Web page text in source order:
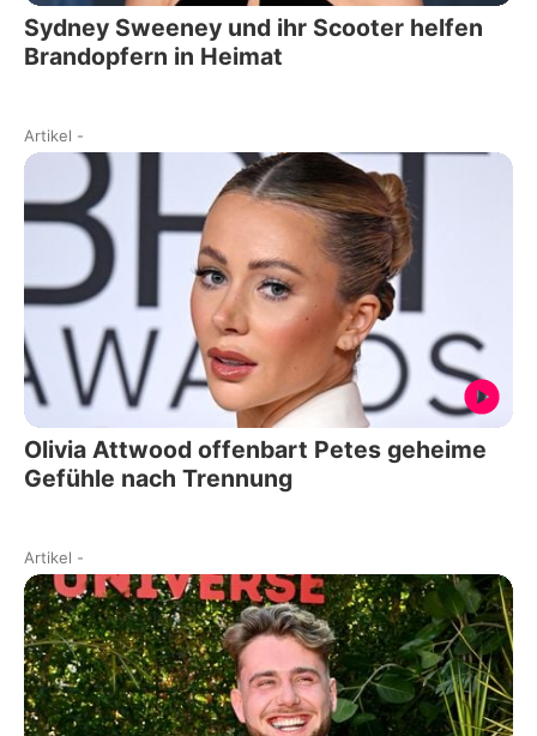
Sydney Sweeney und ihr Scooter helfen
Brandopfern in Heimat
Artikel -
Olivia Attwood offenbart Petes geheime
Gefühle nach Trennung
Artikel -